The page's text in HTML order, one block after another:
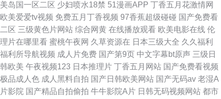
美岛国一区二区 少妇喷水18禁 51漫画APP 丁香五月花激情网
欧美爱爱tv视频 免费五月丁香视频 97香蕉超级碰碰 国产免费看
二区 三级黄色片网站 综合网黄 在线播放观看 欧美电影在线 伦
理片在哪里看 蜜桃午夜网 久草资源在 日本三级大全 久久福利
福利所导航视频 成人片免费 国产第9页 中文字幕bt原声 三级日
韩欧美 午夜视频123 日本推理片 丁香五月网站 国产免费看视频
极品成人色 成人黑料自拍 国产日韩欧美网站 国产无码av 老湿A
片影院 国产精品自拍偷拍 牛牛影院A片 日韩无码视频网站 都市